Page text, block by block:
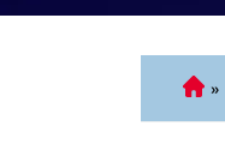
A
b
»